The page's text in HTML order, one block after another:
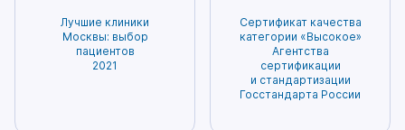
– залог точной диагностики и эффективного
лечения. Нам доверяют нам самое ценное –
здоровье. Мы гордимся тем, что заслужили
доверие и признание наших пациентов!
вероятность возникновения побочных
эффектов. Благодаря этому пациенты могут
быть уверены в том, что получаемое
лечение будет наиболее безопасным и
Лучшие клиники
Москвы: выбор
пациентов
2021
Сертификат качества
категории «Высокое»
Агентства
сертификации
и стандартизации
Госстандарта России